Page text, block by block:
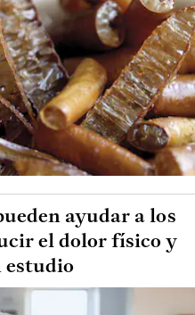
ayudar a los
el dolor físico y
estudio